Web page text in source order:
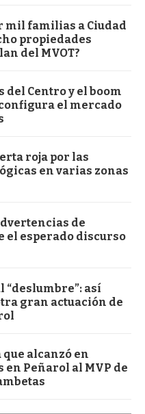
mil familias a Ciudad
propiedades
del MVOT?
del Centro y el boom
el mercado
roja por las
en varias zonas
de
el esperado discurso
“deslumbre”: así
gran actuación de
que alcanzó en
Peñarol al MVP de